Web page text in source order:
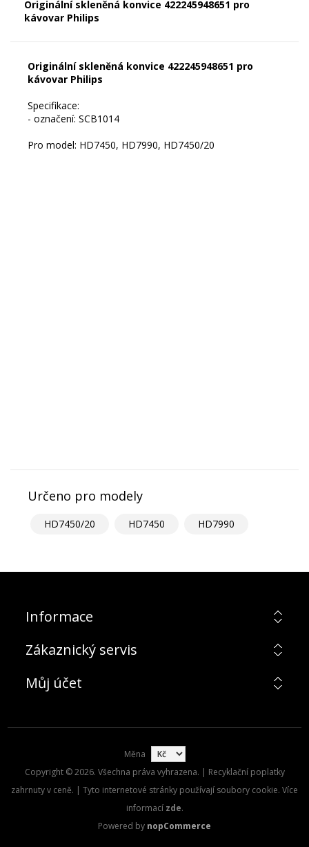
Originální skleněná konvice 422245948651 pro
kávovar Philips
Originální skleněná konvice 422245948651 pro
kávovar Philips
Specifikace:
- označení: SCB1014
Pro model: HD7450, HD7990, HD7450/20
Určeno pro modely
HD7450/20 HD7450 HD7990
Informace
Zákaznický servis
Můj účet
Měna
Copyright © 2026. Všechna práva vyhrazena. | Recyklační poplatky
zahrnuty v ceně. | Tyto internetové stránky používají soubory cookie. Více
informací zde.
Powered by nopCommerce